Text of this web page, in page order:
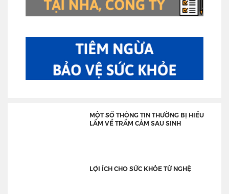
MỘT SỐ THÔNG TIN THƯỜNG BỊ HIỂU
LẦM VỀ TRẦM CẢM SAU SINH
LỢI ÍCH CHO SỨC KHỎE TỪ NGHỆ